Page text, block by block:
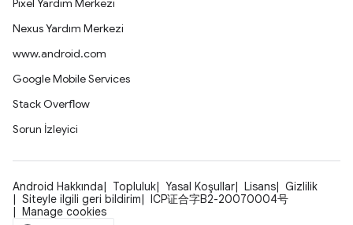
Pixel Yardım Merkezi
Nexus Yardım Merkezi
www.android.com
Google Mobile Services
Stack Overflow
Sorun İzleyici
Android Hakkında Topluluk Yasal Koşullar Lisans
Gizlilik
Siteyle ilgili geri bildirim
ICP证合字B2-20070004号
Manage cookies